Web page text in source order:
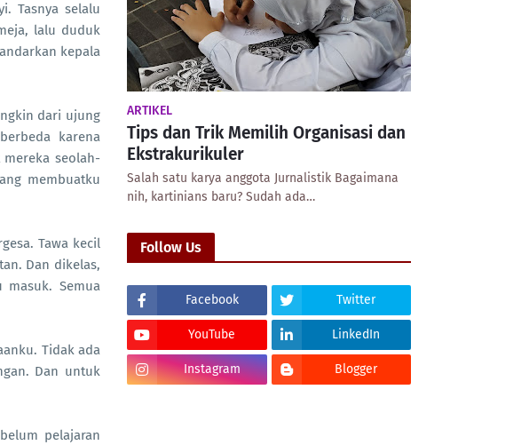
Tasnya selalu
lalu duduk
kepala
dari ujung
karena
seolah-
membuatku
Tawa kecil
Dan dikelas,
Semua
Tidak ada
Dan untuk
pelajaran
ARTIKEL
Tips dan Trik Memilih Organisasi dan
Ekstrakurikuler
Salah satu karya anggota Jurnalistik Bagaimana
nih, kartinians baru? Sudah ada…
Follow Us
Facebook Twitter
YouTube LinkedIn
Instagram Blogger